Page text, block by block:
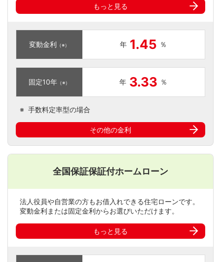
もっと見る
全国保証保証付ホームローン
法人役員や自営業の方もお借入れできる住宅ローンです。
変動金利または固定金利からお選びいただけます。
もっと見る
変動金利 （※） 年 1.45 ％
固定10年（※） 年 3.33 ％
※ 手数料定率型の場合
その他の金利